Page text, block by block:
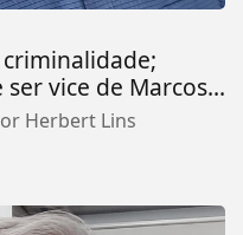
vice de Marcos...
Herbert Lins